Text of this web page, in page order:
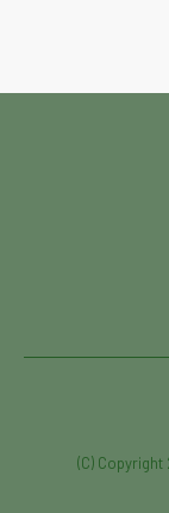
(C)